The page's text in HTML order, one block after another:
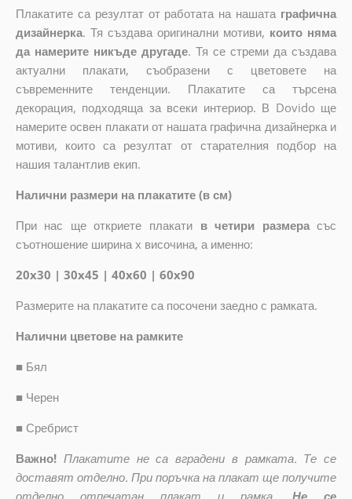
Плакатите са резултат от работата на нашата графична
дизайнерка. Тя създава оригинални мотиви, които няма
да намерите никъде другаде. Тя се стреми да създава
актуални плакати, съобразени с цветовете на
съвременните тенденции. Плакатите са търсена
декорация, подходяща за всеки интериор. В Dovido ще
намерите освен плакати от нашата графична дизайнерка и
мотиви, които са резултат от старателния подбор на
нашия талантлив екип.
Налични размери на плакатите (в см)
При нас ще откриете плакати в четири размера със
съотношение ширина x височина, а именно:
20x30 | 30x45 | 40x60 | 60x90
Размерите на плакатите са посочени заедно с рамката.
Налични цветове на рамките
■ Бял
■ Черен
■ Сребрист
Важно! Плакатите не са вградени в рамката. Те се
доставят отделно. При поръчка на плакат ще получите